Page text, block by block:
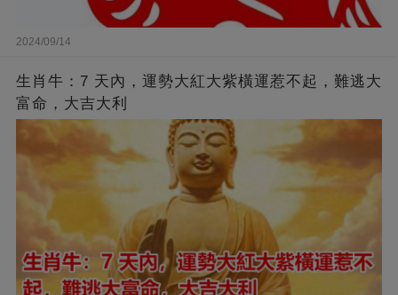
2024/09/14
生肖牛：7 天內，運勢大紅大紫橫運惹不起，難逃大
富命，大吉大利